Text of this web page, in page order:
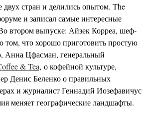
двух стран и делились опытом. The
и записал самые интересные
втором выпуске: Айзек Корреа, шеф-
том, что хорошо приготовить простую
Анна Цфасман, генеральный
& Tea, о кофейной культуре,
Денис Беленко о правильных
и журналист Геннадий Иозефавичус
меняет географические ландшафты.